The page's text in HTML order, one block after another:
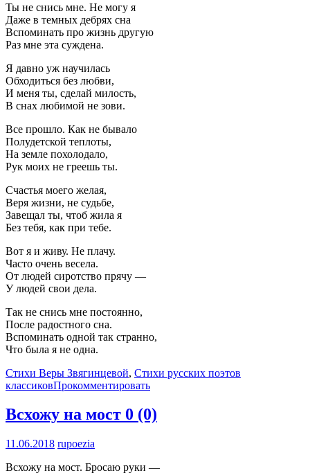
Ты не снись мне. Не могу я
Даже в темных дебрях сна
Вспоминать про жизнь другую
Раз мне эта суждена.
Я давно уж научилась
Обходиться без любви,
И меня ты, сделай милость,
В снах любимой не зови.
Все прошло. Как не бывало
Полудетской теплоты,
На земле похолодало,
Рук моих не греешь ты.
Счастья моего желая,
Веря жизни, не судьбе,
Завещал ты, чтоб жила я
Без тебя, как при тебе.
Вот я и живу. Не плачу.
Часто очень весела.
От людей сиротство прячу —
У людей свои дела.
Так не снись мне постоянно,
После радостного сна.
Вспоминать одной так странно,
Что была я не одна.
Стихи Веры Звягинцевой, Стихи русских поэтов
классиковПрокомментировать
Всхожу на мост 0 (0)
11.06.2018 rupoezia
Всхожу на мост. Бросаю руки —